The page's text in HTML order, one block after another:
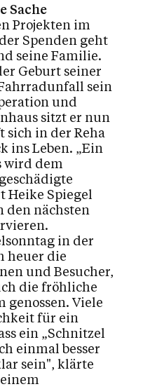
Sache
Projekten im
Spenden geht
seine Familie.
Geburt seiner
sein
und
sitzt er nun
in der Reha
ins Leben. „Ein
wird dem
Heike Spiegel
den nächsten
in der
heuer die
und Besucher,
die fröhliche
Viele
für ein
ein „Schnitzel
einmal besser
sein", klärte